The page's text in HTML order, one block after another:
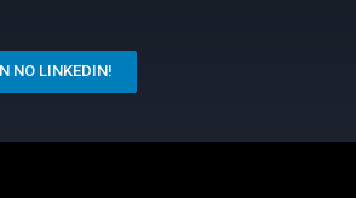
NO LINKEDIN!